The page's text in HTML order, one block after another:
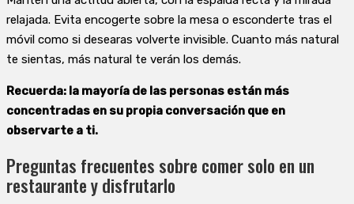
relajada. Evita encogerte sobre la mesa o esconderte tras el
móvil como si desearas volverte invisible. Cuanto más natural
te sientas, más natural te verán los demás.
Recuerda: la mayoría de las personas están más
concentradas en su propia conversación que en
observarte a ti.
Preguntas frecuentes sobre comer solo en un
restaurante y disfrutarlo